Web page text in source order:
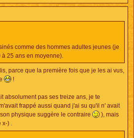
comme des hommes adultes jeunes (je
à 25 ans en moyenne).
parce que la première fois que je les ai vus,
!
absolument pas ses treize ans, je te
frappé aussi quand j'ai su qu'il n' avait
physique suggère le contraire
), mais
x-) .